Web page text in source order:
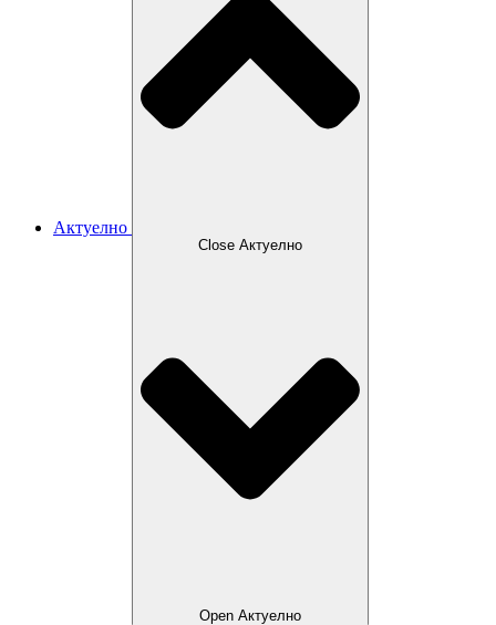
Актуелно
Close Актуелно
Open Актуелно